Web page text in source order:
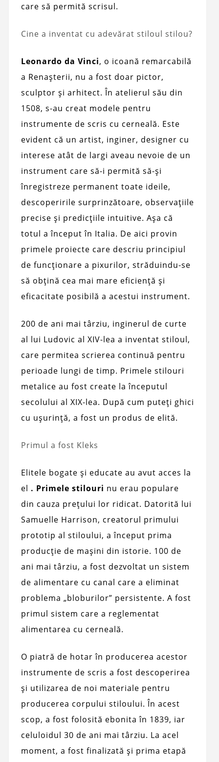
care să permită scrisul.
Cine a inventat cu adevărat stiloul stilou?
Leonardo da Vinci, o icoană remarcabilă
a Renașterii, nu a fost doar pictor,
sculptor și arhitect. În atelierul său din
1508, s-au creat modele pentru
instrumente de scris cu cerneală. Este
evident că un artist, inginer, designer cu
interese atât de largi aveau nevoie de un
instrument care să-i permită să-și
înregistreze permanent toate ideile,
descoperirile surprinzătoare, observațiile
precise și predicțiile intuitive. Așa că
totul a început în Italia. De aici provin
primele proiecte care descriu principiul
de funcționare a pixurilor, străduindu-se
să obțină cea mai mare eficiență și
eficacitate posibilă a acestui instrument.
200 de ani mai târziu, inginerul de curte
al lui Ludovic al XIV-lea a inventat stiloul,
care permitea scrierea continuă pentru
perioade lungi de timp. Primele stilouri
metalice au fost create la începutul
secolului al XIX-lea. După cum puteți ghici
cu ușurință, a fost un produs de elită.
Primul a fost Kleks
Elitele bogate și educate au avut acces la
el . Primele stilouri nu erau populare
din cauza prețului lor ridicat. Datorită lui
Samuelle Harrison, creatorul primului
prototip al stiloului, a început prima
producție de mașini din istorie. 100 de
ani mai târziu, a fost dezvoltat un sistem
de alimentare cu canal care a eliminat
problema „bloburilor” persistente. A fost
primul sistem care a reglementat
alimentarea cu cerneală.
O piatră de hotar în producerea acestor
instrumente de scris a fost descoperirea
și utilizarea de noi materiale pentru
producerea corpului stiloului. În acest
scop, a fost folosită ebonita în 1839, iar
celuloidul 30 de ani mai târziu. La acel
moment, a fost finalizată și prima etapă